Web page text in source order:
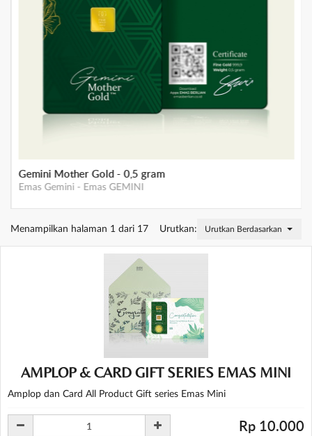
Gemini Mother Gold - 0,5 gram
Emas Gemini - Emas GEMINI
Urutkan: Urutkan Berdasarkan Stok
Menampilkan halaman 1 dari 17
AMPLOP & CARD GIFT SERIES EMAS MINI
Amplop dan Card All Product Gift series Emas Mini
Rp 10.000